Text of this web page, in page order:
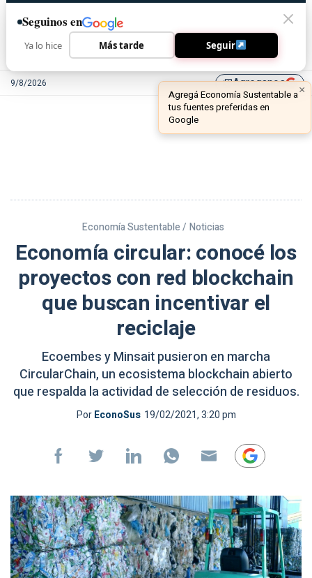
9/8/2026 library_addAgreganos
Economía Sustentable / Noticias
Economía circular: conocé los
proyectos con red blockchain
que buscan incentivar el
reciclaje
Ecoembes y Minsait pusieron en marcha
CircularChain, un ecosistema blockchain abierto
que respalda la actividad de selección de residuos.
PorEconoSus 19/02/2021, 3:20 pm
Seguinos en
Ya lo hice Más tarde Seguir